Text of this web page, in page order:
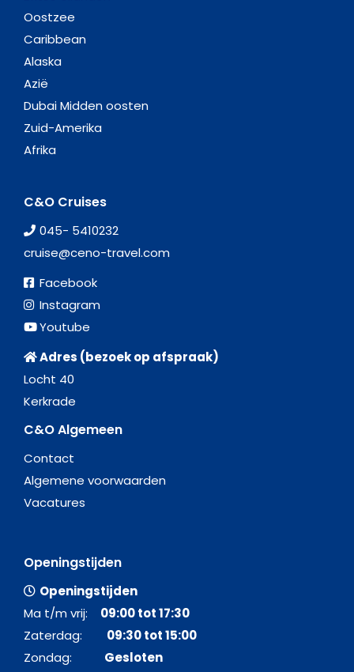
Oostzee
Caribbean
Alaska
Azië
Dubai Midden oosten
Zuid-Amerika
Afrika
C&O Cruises
045- 5410232
cruise@ceno-travel.com
Facebook
Instagram
Youtube
Adres (bezoek op afspraak)
Locht 40
Kerkrade
C&O Algemeen
Contact
Algemene voorwaarden
Vacatures
Openingstijden
Openingstijden
Ma t/m vrij: 09:00 tot 17:30
Zaterdag: 09:30 tot 15:00
Zondag: Gesloten